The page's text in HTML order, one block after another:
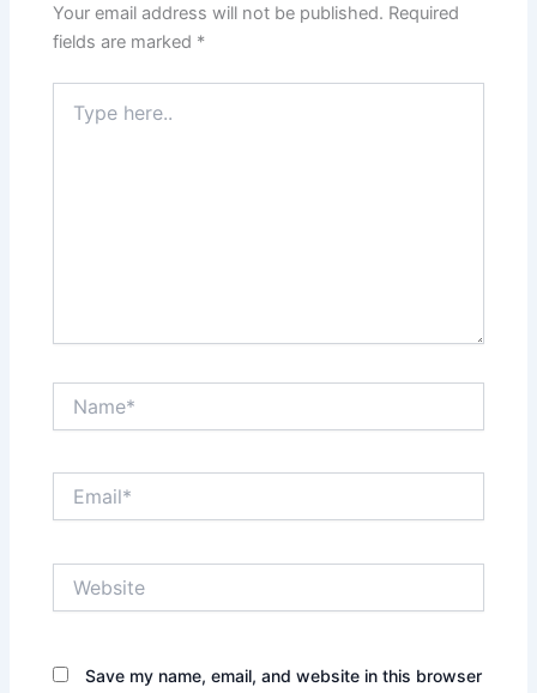
Your email address will not be published. Required
fields are marked *
here..
Save my name, email, and website in this browser